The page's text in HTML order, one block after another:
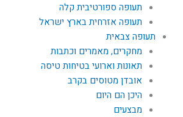
תעופה ספורטיבית קלה
תעופה אזרחית בארץ ישראל
תעופה צבאית
מחקרים, מאמרים וכתבות
תאונות וארועי בטיחות טיסה
אובדן מטוסים בקרב
היכן הם היום
מבצעים